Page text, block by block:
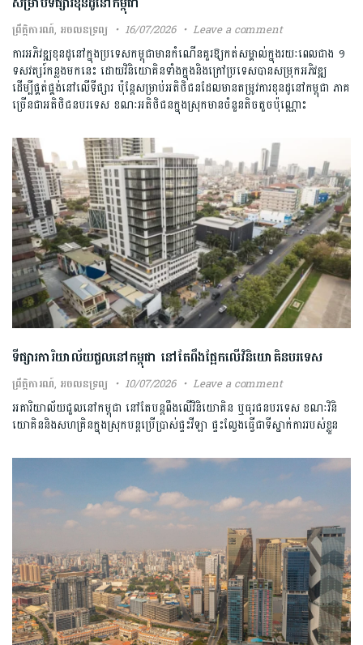
ព្រឹត្តិការណ៍, អចលនទ្រព្យ 16/07/2026 Leave a comment
​ការ​អភិវឌ្ឍ​ខុនដូ​នៅក្នុង​ប្រទេស​កម្ពុជា​មាន​កំណើន​គួរឱ្យ​កត់សម្គាល់​ក្នុង​រយៈពេល​ជាង​ ​១​
ទសវត្សរ៍​កន្លងមក​នេះ​ ​ដោយ​វិនិយោគិន​ទាំង​ក្នុង​និង​ក្រៅ​ប្រទេស​បាន​សម្រុក​អភិវឌ្ឍ ​
ដើម្បី​ផ្គត់ផ្គង់​នៅលើ​ទីផ្សារ​ ប៉ុន្តែ​សម្រាប់​អតិថិជន​ដែល​មាន​តម្រូវការ​ខុនដូ​នៅ​កម្ពុជា​ ​ភាគ​
ច្រើន​ជា​អតិថិជន​បរទេស ​ខណៈ​អតិថិជន​ក្នុង​ស្រុក​មាន​ចំនួន​តិចតួច​ប៉ុណ្ណោះ​
ទីផ្សារ​ការិយាល័យ​ជួលនៅកម្ពុជា​ នៅតែពឹង​ផ្អែកលើវិនិយោគិន​បរទេស​
ព្រឹត្តិការណ៍, អចលនទ្រព្យ 10/07/2026 Leave a comment
អគារិយាល័យជួល​នៅកម្ពុជា នៅតែបន្តពឹង​លើ​វិនិយោគិន ឬធុរជនបរទេស ខណៈវិនិ
យោគិន​និងសហគ្រិនក្នុងស្រុក​បន្តប្រើប្រាស់​ផ្ទះវីឡា ផ្ទះល្វែង​ធ្វើជាទីស្នាក់ការរបស់ខ្លួន